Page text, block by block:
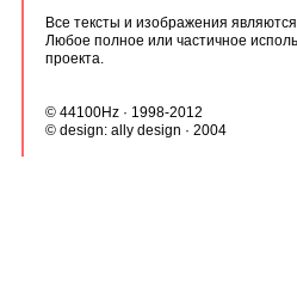
Все тексты и изображения
Любое полное или частичное
проекта.
© 44100Hz · 1998-2012
© design: ally design · 2004